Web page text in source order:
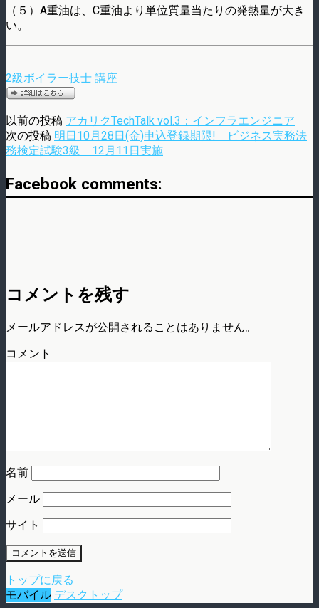
（５）A重油は、C重油より単位質量当たりの発熱量が大き
い。
2級ボイラー技士 講座
以前の投稿 アカリクTechTalk vol.3：インフラエンジニア
次の投稿 明日10月28日(金)申込登録期限! ビジネス実務法
務検定試験3級 12月11日実施
Facebook comments:
コメントを残す
メールアドレスが公開されることはありません。
コメント
名前
メール
サイト
トップに戻る
モバイル デスクトップ